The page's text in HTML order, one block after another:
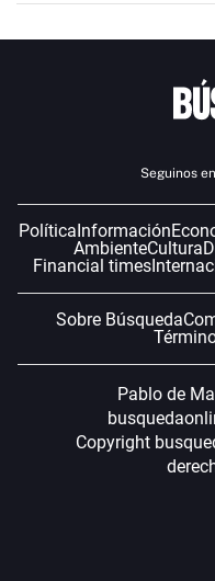
Seguinos
Política Información
AmbienteCultura
Financial times
Sobre Búsqueda
Pablo de
Copyright